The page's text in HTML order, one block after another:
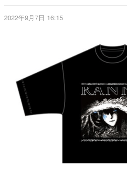
これからのデジタルゲー
の姿を追い、彼らのルー
ゲームに多大な影響を受
日本のコンテンツ産業や
画です。
日本モバイルゲーム
日本のモバイルゲーム史
ルを網羅するほか、開発
解説を掲載。約20年の歴
若ゲのいたり〜ゲ
『うつヌケ』『ペンと箸
一先生によるゲーム業界
2022年9月7日 16:15